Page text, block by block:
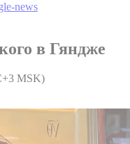
news
в Гяндже
MSK)